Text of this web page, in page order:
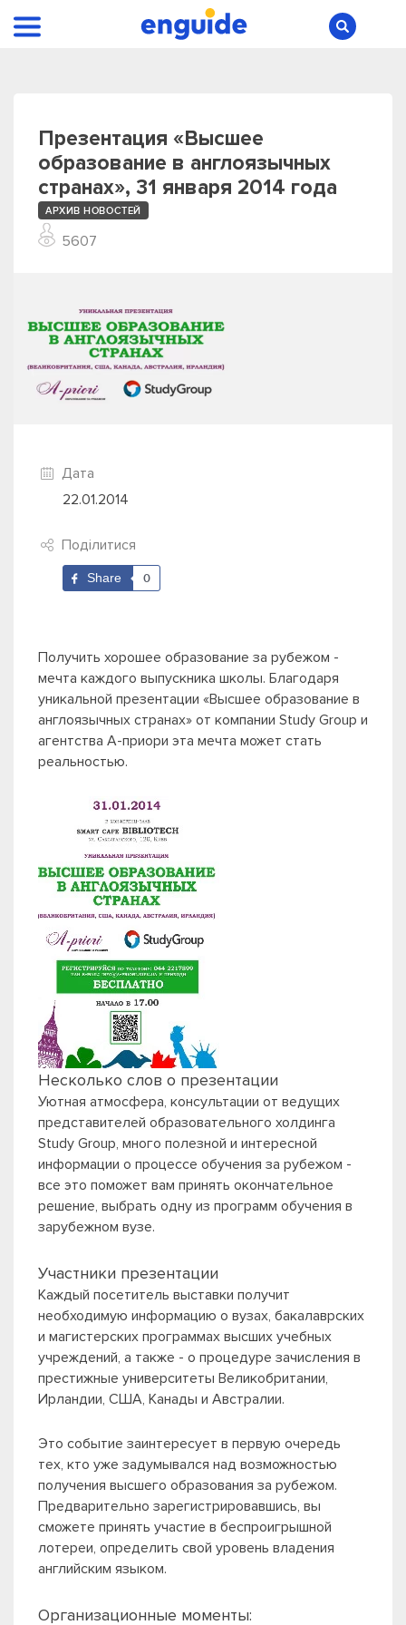
Презентация «Высшее
образование в англоязычных
странах», 31 января 2014 года
АРХИВ НОВОСТЕЙ
5607
Дата
22.01.2014
Поділитися
Share 0
Получить хорошее образование за рубежом -
мечта каждого выпускника школы. Благодаря
уникальной презентации «Высшее образование в
англоязычных странах» от компании Study Group и
агентства А-приори эта мечта может стать
реальностью.
Несколько слов о презентации
Уютная атмосфера, консультации от ведущих
представителей образовательного холдинга
Study Group, много полезной и интересной
информации о процессе обучения за рубежом -
все это поможет вам принять окончательное
решение, выбрать одну из программ обучения в
зарубежном вузе.
Участники презентации
Каждый посетитель выставки получит
необходимую информацию о вузах, бакалаврских
и магистерских программах высших учебных
учреждений, а также - о процедуре зачисления в
престижные университеты Великобритании,
Ирландии, США, Канады и Австралии.
Это событие заинтересует в первую очередь
тех, кто уже задумывался над возможностью
получения высшего образования за рубежом.
Предварительно зарегистрировавшись, вы
сможете принять участие в беспроигрышной
лотереи, определить свой уровень владения
английским языком.
Организационные моменты: